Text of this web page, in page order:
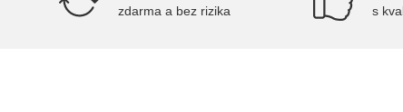
zdarma a bez rizika s